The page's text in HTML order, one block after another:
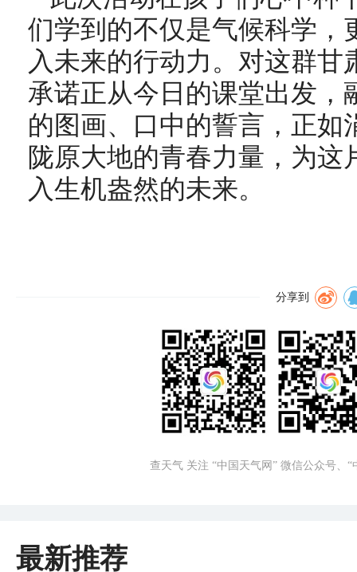
们学到的不仅是气候科学，
入未来的行动力。对这群
承诺正从今日的课堂出发，
的图画、口中的誓言，正如
陇原大地的青春力量，为
入生机盎然的未来。
分享到
查天气 关注 “中国天气网” 微信公众号、
最新推荐